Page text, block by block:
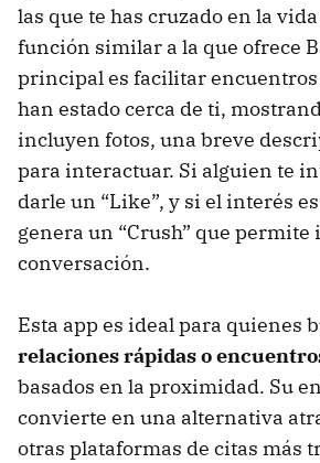
las que te has cruzado en la
función similar a la que ofrece
principal es facilitar
han estado cerca de ti,
incluyen fotos, una breve
para interactuar. Si alguien te
darle un “Like”, y si el interés
genera un “Crush” que
conversación.
Esta app es ideal para quienes
relaciones rápidas o
basados en la proximidad. Su
convierte en una alternativa
otras plataformas de citas más